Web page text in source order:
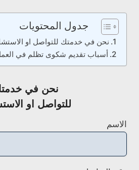
جدول المحتويات
نحن في خدمتك للتواصل او
أسباب تقديم شكوى تظلم في
نحن في
للتواصل او
الاسم